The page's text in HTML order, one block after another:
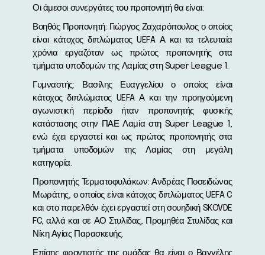
Οι άμεσοι συνεργάτες του προπονητή θα είναι:
Βοηθός Προπονητή: Γιώργος Ζαχαρόπουλος ο οποίος
είναι κάτοχος διπλώματος UEFA Α και τα τελευταία
χρόνια εργαζόταν ως πρώτος προπονητής στα
τμήματα υποδομών της Λαμίας στη Super League 1.
Γυμναστής: Βασίλης Ευαγγελίου ο οποίος είναι
κάτοχος διπλώματος UEFA Α και την προηγούμενη
αγωνιστική περίοδο ήταν προπονητής φυσικής
κατάστασης στην ΠΑΕ Λαμία στη Super League 1,
ενώ έχει εργαστεί και ως πρώτος προπονητής στα
τμήματα υποδομών της Λαμίας στη μεγάλη
κατηγορία.
Προπονητής Τερματοφυλάκων: Ανδρέας Ποσειδώνας
Μωράτης, ο οποίος είναι κάτοχος διπλώματος UEFA C
και στο παρελθόν έχει εργαστεί στη σουηδική SKOVDE
FC, αλλά και σε ΑΟ Στυλίδας, Προμηθέα Στυλίδας και
Νίκη Αγίας Παρασκευής.